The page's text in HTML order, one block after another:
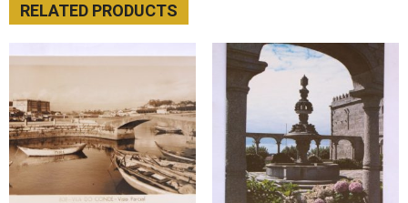
RELATED PRODUCTS